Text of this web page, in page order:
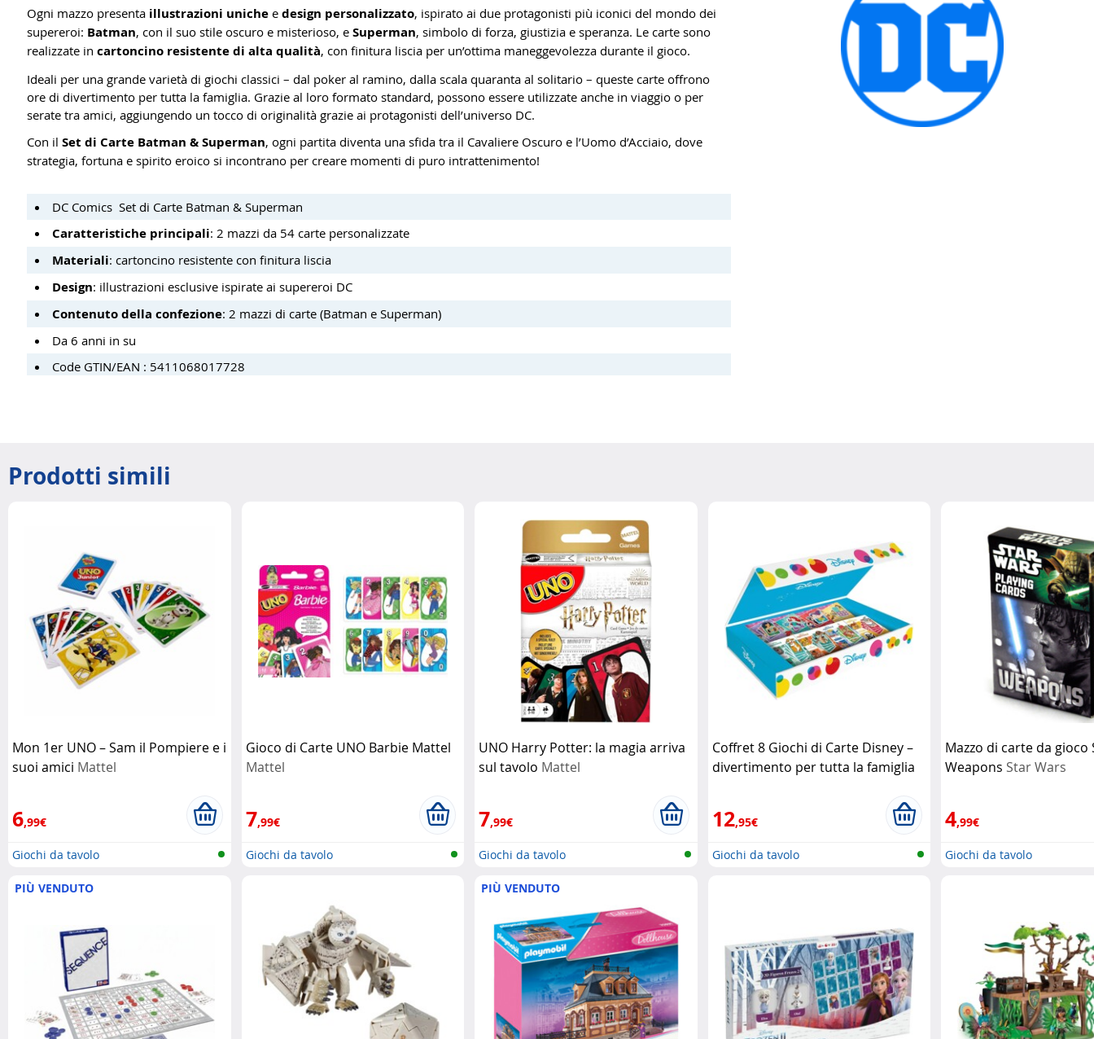
Ogni mazzo presenta illustrazioni uniche e design personalizzato, ispirato ai due protagonisti più iconici del mondo dei
supereroi: Batman, con il suo stile oscuro e misterioso, e Superman, simbolo di forza, giustizia e speranza. Le carte sono
realizzate in cartoncino resistente di alta qualità, con finitura liscia per un’ottima maneggevolezza durante il gioco.
Ideali per una grande varietà di giochi classici – dal poker al ramino, dalla scala quaranta al solitario – queste carte offrono
ore di divertimento per tutta la famiglia. Grazie al loro formato standard, possono essere utilizzate anche in viaggio o per
serate tra amici, aggiungendo un tocco di originalità grazie ai protagonisti dell’universo DC.
Con il Set di Carte Batman & Superman, ogni partita diventa una sfida tra il Cavaliere Oscuro e l’Uomo d’Acciaio, dove
strategia, fortuna e spirito eroico si incontrano per creare momenti di puro intrattenimento!
DC Comics Set di Carte Batman & Superman
Caratteristiche principali: 2 mazzi da 54 carte personalizzate
Materiali: cartoncino resistente con finitura liscia
Design: illustrazioni esclusive ispirate ai supereroi DC
Contenuto della confezione: 2 mazzi di carte (Batman e Superman)
Da 6 anni in su
Code GTIN/EAN : 5411068017728
Prodotti simili
Mon 1er UNO – Sam il Pompiere e i
suoi amici Mattel
6,99€
Giochi da tavolo
Gioco di Carte UNO Barbie Mattel
Mattel
7,99€
Giochi da tavolo
UNO Harry Potter: la magia arriva
sul tavolo Mattel
7,99€
Giochi da tavolo
Coffret 8 Giochi di Carte Disney –
divertimento per tutta la famiglia
12,95€
Giochi da tavolo
Mazzo di carte da gioco
Weapons Star Wars
4,99€
Giochi da tavolo
PIÙ VENDUTO PIÙ VENDUTO